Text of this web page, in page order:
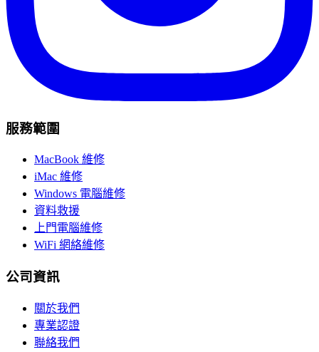
服務範圍
MacBook 維修
iMac 維修
Windows 電腦維修
資料救援
上門電腦維修
WiFi 網絡維修
公司資訊
關於我們
專業認證
聯絡我們